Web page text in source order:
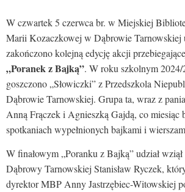
W czwartek 5 czerwca br. w Miejskiej
Marii Kozaczkowej w Dąbrowie Tarnowskiej
zakończono kolejną edycję akcji
„Poranek z Bajką”. W roku szkolnym 2024/
goszczono „Słowiczki” z Przedszkola
Dąbrowie Tarnowskiej. Grupa ta, wraz z
Anną Frączek i Agnieszką Gajdą, co miesiąc
spotkaniach wypełnionych bajkami i
W finałowym „Poranku z Bajką” udział
Dąbrowy Tarnowskiej Stanisław Ryczek,
dyrektor MBP Anny Jastrzębiec-Witowskiej